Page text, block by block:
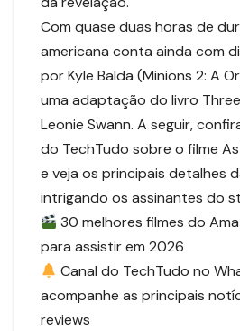
Com quase duas horas de
americana conta ainda com
por Kyle Balda (Minions 2: A
uma adaptação do livro Three
Leonie Swann. A seguir,
do TechTudo sobre o filme
e veja os principais detalhes
intrigando os assinantes do
30 melhores filmes do
para assistir em 2026
Canal do TechTudo no
acompanhe as principais
reviews